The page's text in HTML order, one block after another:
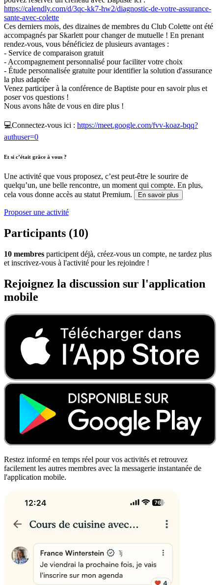
https://calendly.com/d/3qc-kk7-hw2/diagnostic-de-votre-assurance-
sante-avec-colette
Ces derniers mois, des dizaines de membres du Club Colette ont été
accompagnés par Skarlett pour changer de mutuelle ! En prenant
rendez-vous, vous bénéficiez de plusieurs avantages :
- Service de comparaison gratuit
- Accompagnement personnalisé pour faciliter votre choix
- Étude personnalisée gratuite pour identifier la solution d'assurance
la plus adaptée
Venez participer à la conférence de Baptiste pour en savoir plus et
poser vos questions !
Nous avons hâte de vous en dire plus !
💻Connectez-vous ici : https://meet.google.com/fvv-koaz-bqq?
authuser=0
Et si c’était grâce à vous ?
Une activité que vous proposez, c’est peut-être le sourire de
quelqu’un, une belle rencontre, un moment qui compte. En plus,
cela vous donne accès au statut Premium.
En savoir plus
Proposer une activité
Participants (10)
10 membres participent déjà, créez-vous un compte, ne tardez plus
et inscrivez-vous à l'activité pour les rejoindre !
Rejoignez la discussion sur l'application
mobile
Restez informé en temps réel pour vos activités et retrouvez
facilement les autres membres avec la messagerie instantanée de
l'application mobile.